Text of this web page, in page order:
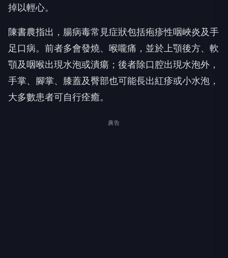
掉以輕心。
陳書農指出，腸病毒常見症狀包括疱疹性咽峽炎及手
足口病。前者多會發燒、喉嚨痛，並於上顎後方、軟
顎及咽喉出現水泡或潰瘍；後者除口腔出現水泡外，
手掌、腳掌、膝蓋及臀部也可能長出紅疹或小水泡，
大多數患者可自行痊癒。
廣告